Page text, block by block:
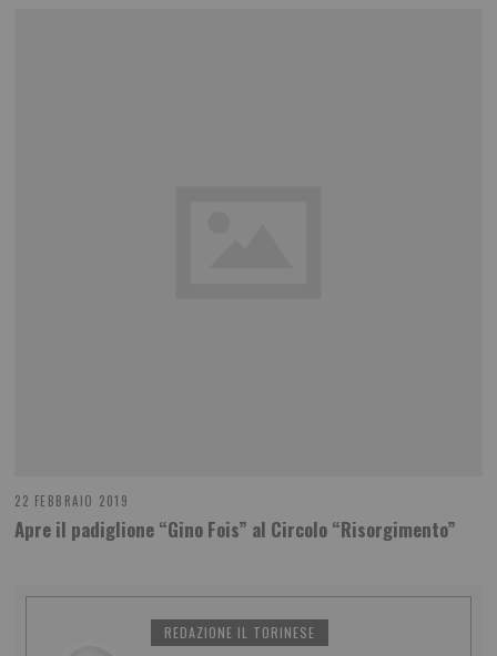
22 FEBBRAIO 2019
Apre il padiglione “Gino Fois” al Circolo “Risorgimento”
REDAZIONE IL TORINESE